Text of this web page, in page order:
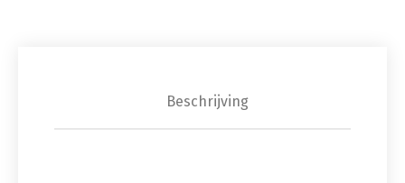
Beschrijving